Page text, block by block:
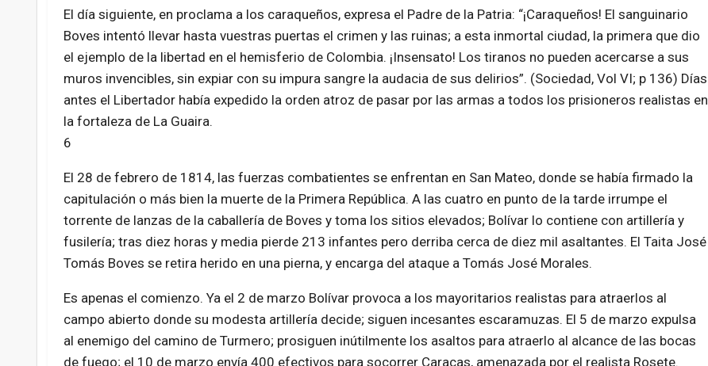
El día siguiente, en proclama a los caraqueños, expresa el Padre de la Patria: “¡Caraqueños! El sanguinario
Boves intentó llevar hasta vuestras puertas el crimen y las ruinas; a esta inmortal ciudad, la primera que dio
el ejemplo de la libertad en el hemisferio de Colombia. ¡Insensato! Los tiranos no pueden acercarse a sus
muros invencibles, sin expiar con su impura sangre la audacia de sus delirios”. (Sociedad, Vol VI; p 136) Días
antes el Libertador había expedido la orden atroz de pasar por las armas a todos los prisioneros realistas en
la fortaleza de La Guaira.
6
El 28 de febrero de 1814, las fuerzas combatientes se enfrentan en San Mateo, donde se había firmado la
capitulación o más bien la muerte de la Primera República. A las cuatro en punto de la tarde irrumpe el
torrente de lanzas de la caballería de Boves y toma los sitios elevados; Bolívar lo contiene con artillería y
fusilería; tras diez horas y media pierde 213 infantes pero derriba cerca de diez mil asaltantes. El Taita José
Tomás Boves se retira herido en una pierna, y encarga del ataque a Tomás José Morales.
Es apenas el comienzo. Ya el 2 de marzo Bolívar provoca a los mayoritarios realistas para atraerlos al
campo abierto donde su modesta artillería decide; siguen incesantes escaramuzas. El 5 de marzo expulsa
al enemigo del camino de Turmero; prosiguen inútilmente los asaltos para atraerlo al alcance de las bocas
de fuego; el 10 de marzo envía 400 efectivos para socorrer Caracas, amenazada por el realista Rosete.